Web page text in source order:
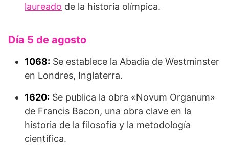
laureado de la historia olímpica.
Día 5 de agosto
1068: Se establece la Abadía de Westminster
en Londres, Inglaterra.
1620: Se publica la obra «Novum Organum»
de Francis Bacon, una obra clave en la
historia de la filosofía y la metodología
científica.